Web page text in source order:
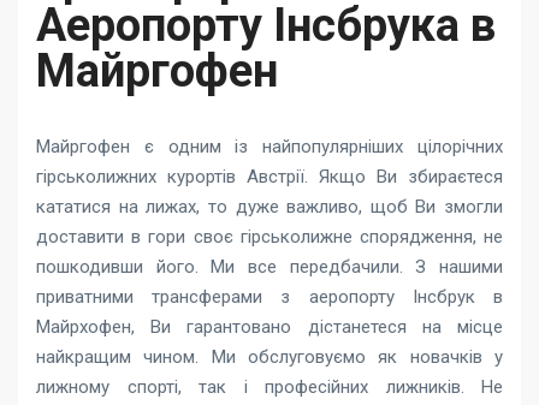
Аеропорту Інсбрука в
Майргофен
Майргофен є одним із найпопулярніших цілорічних
гірськолижних курортів Австрії. Якщо Ви збираєтеся
кататися на лижах, то дуже важливо, щоб Ви змогли
доставити в гори своє гірськолижне спорядження, не
пошкодивши його. Ми все передбачили. З нашими
приватними трансферами з аеропорту Інсбрук в
Майрхофен, Ви гарантовано дістанетеся на місце
найкращим чином. Ми обслуговуємо як новачків у
лижному спорті, так і професійних лижників. Не